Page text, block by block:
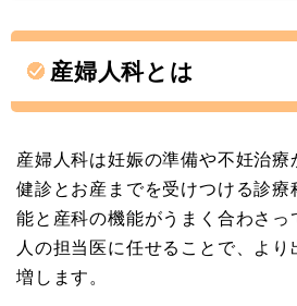
産婦人科とは
産婦人科は妊娠の準備や不妊治
健診とお産までを受けつける診
能と産科の機能がうまく合わさっ
人の担当医に任せることで、よ
増します。